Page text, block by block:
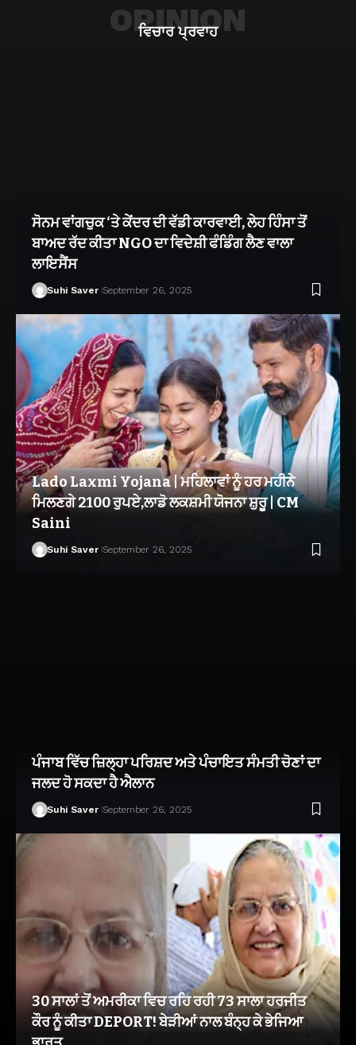
ਵਿਚਾਰ ਪ੍ਰਵਾਹ
OPINION
ਸੋਨਮ ਵਾਂਗਚੁਕ ‘ਤੇ ਕੇਂਦਰ ਦੀ ਵੱਡੀ ਕਾਰਵਾਈ, ਲੇਹ ਹਿੰਸਾ ਤੋਂ
ਬਾਅਦ ਰੱਦ ਕੀਤਾ NGO ਦਾ ਵਿਦੇਸ਼ੀ ਫੰਡਿੰਗ ਲੈਣ ਵਾਲਾ
ਲਾਇਸੈਂਸ
Suhi Saver September 26, 2025
Lado Laxmi Yojana | ਮਹਿਲਾਵਾਂ ਨੂੰ ਹਰ ਮਹੀਨੇ
ਮਿਲਣਗੇ 2100 ਰੁਪਏ,ਲਾਡੋ ਲਕਸ਼ਮੀ ਯੋਜਨਾ ਸ਼ੁਰੂ | CM
Saini
Suhi Saver September 26, 2025
ਪੰਜਾਬ ਵਿੱਚ ਜ਼ਿਲ੍ਹਾ ਪਰਿਸ਼ਦ ਅਤੇ ਪੰਚਾਇਤ ਸੰਮਤੀ ਚੋਣਾਂ ਦਾ
ਜਲਦ ਹੋ ਸਕਦਾ ਹੈ ਐਲਾਨ
Suhi Saver September 26, 2025
30 ਸਾਲਾਂ ਤੋਂ ਅਮਰੀਕਾ ਵਿਚ ਰਹਿ ਰਹੀ 73 ਸਾਲਾ ਹਰਜੀਤ
ਕੌਰ ਨੂੰ ਕੀਤਾ DEPORT! ਬੇੜੀਆਂ ਨਾਲ ਬੰਨ੍ਹ ਕੇ ਭੇਜਿਆ